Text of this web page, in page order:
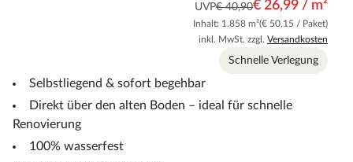
UVP€ 40,90€ 26,99 / m²
Inhalt: 1.858 m²(€ 50,15 / Paket)
inkl. MwSt. zzgl. Versandkosten
Schnelle Verlegung
Selbstliegend & sofort begehbar
Direkt über den alten Boden – ideal für schnelle
Renovierung
100% wasserfest